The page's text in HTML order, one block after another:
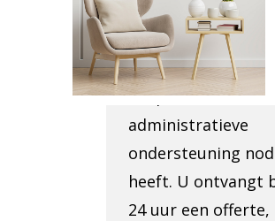
worden
hoe makkelijk de
toegankelijk is. We
bespreken ook of u
administratieve
ondersteuning
heeft. U ontvangt
24 uur een offerte,